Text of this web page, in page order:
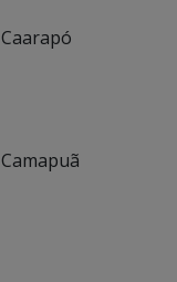
Caarapó
Camapuã